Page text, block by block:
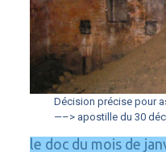
Décision précise pour
—–> apostille du 30
le doc du mois de